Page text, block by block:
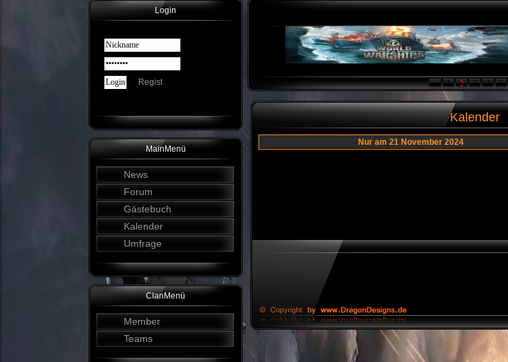
Login
Regist
MainMenü
News
Forum
Gästebuch
Kalender
Umfrage
ClanMenü
Member
Teams
< 1 2 3 4 5
Kalender
Nur am 21 November 2024